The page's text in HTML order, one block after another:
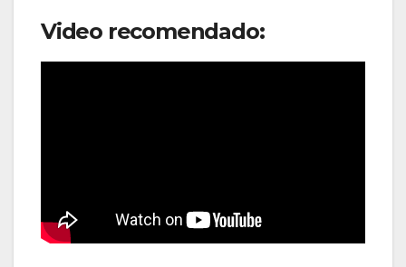
Video recomendado: